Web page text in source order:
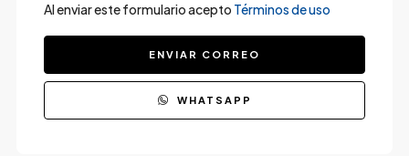
Al enviar este formulario acepto Términos de uso
ENVIAR CORREO
WHATSAPP